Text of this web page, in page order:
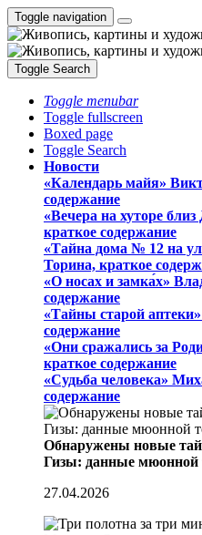
Toggle navigation
Toggle Search
Toggle menubar
Toggle fullscreen
Boxed page
Toggle Search
Новости
«Календарь майя»
содержание
«Вечера на хуторе
краткое содержание
«Тайна дома № 12 на
Торина, краткое
«О носах и замка́х»
содержание
«Тайны старой
содержание
«Они сражались за
краткое содержание
«Судьба человека»
содержание
Обнаружены новые
Гизы: данные мюонной
27.04.2026